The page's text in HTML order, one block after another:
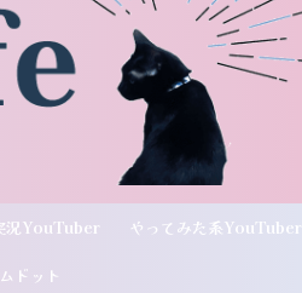
況YouTuber やってみた系YouTuber
ドット